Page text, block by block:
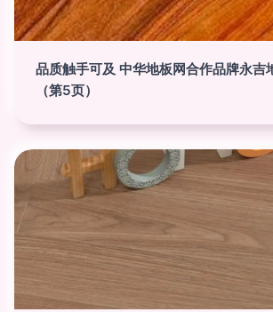
品质触手可及 中华地板网合作品牌永吉
（第5页）